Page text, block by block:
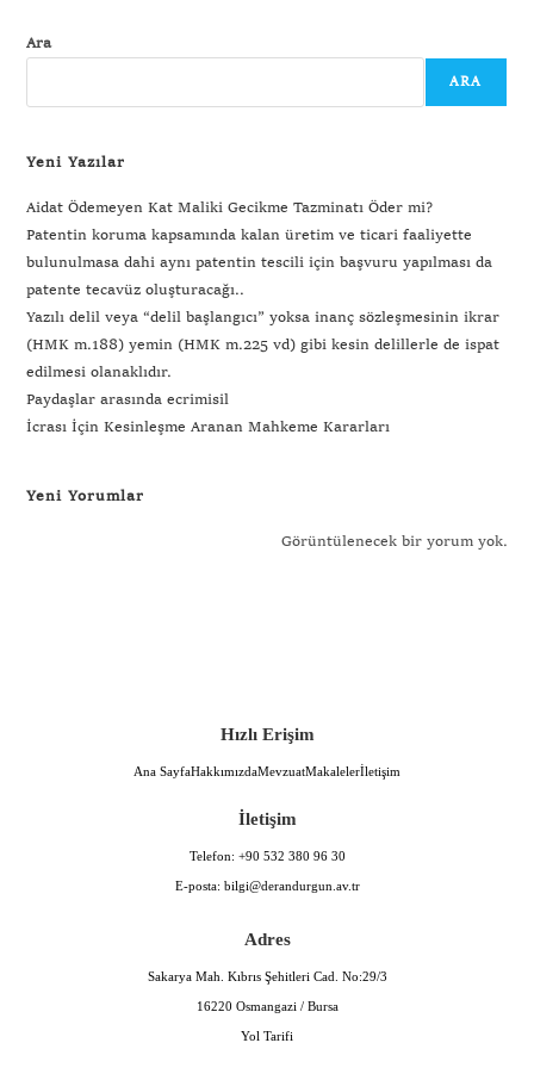
Ara
ARA
Yeni Yazılar
Aidat Ödemeyen Kat Maliki Gecikme Tazminatı Öder mi?
Patentin koruma kapsamında kalan üretim ve ticari faaliyette
bulunulmasa dahi aynı patentin tescili için başvuru yapılması da
patente tecavüz oluşturacağı..
Yazılı delil veya “delil başlangıcı” yoksa inanç sözleşmesinin ikrar
(HMK m.188) yemin (HMK m.225 vd) gibi kesin delillerle de ispat
edilmesi olanaklıdır.
Paydaşlar arasında ecrimisil
İcrası İçin Kesinleşme Aranan Mahkeme Kararları
Yeni Yorumlar
Görüntülenecek bir yorum yok.
Hızlı Erişim
Ana SayfaHakkımızdaMevzuatMakalelerİletişim
İletişim
Telefon: +90 532 380 96 30
E-posta: bilgi@derandurgun.av.tr
Adres
Sakarya Mah. Kıbrıs Şehitleri Cad. No:29/3
16220 Osmangazi / Bursa
Yol Tarifi